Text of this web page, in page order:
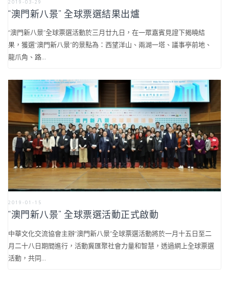
2019-03-29
“澳門新八景” 全球票選結果出爐
“澳門新八景”全球票選活動於三月廿九日，在一眾嘉賓見證下揭曉結
果，獲選“澳門新八景”的景點為：西望洋山、兩湖一塔、議事亭前地、
龍爪角、路...
2019-01-15
“澳門新八景” 全球票選活動正式啟動
中華文化交流協會主辦“澳門新八景”全球票選活動將於一月十五日至二
月二十八日期間進行，活動冀匯聚社會力量和智慧，透過網上全球票選
活動，共同...